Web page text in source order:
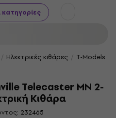
κατηγορίες
Ηλεκτρικές κιθάρες
T-Models
Telecaster MN 2-
Κιθάρα
232465